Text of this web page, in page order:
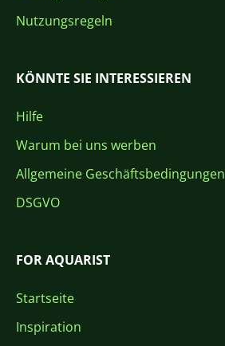
Nutzungsregeln
KÖNNTE SIE INTERESSIEREN
Hilfe
Warum bei uns werben
Allgemeine Geschäftsbedingungen
DSGVO
FOR AQUARIST
Startseite
Inspiration